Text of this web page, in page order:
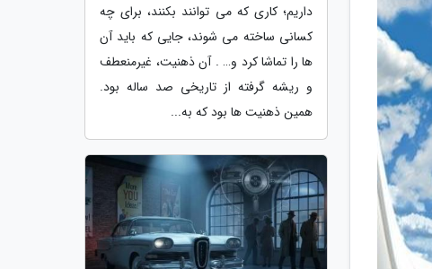
داریم؛ کاری که می توانند بکنند، برای چه
کسانی ساخته می شوند، جایی که باید آن
ها را تماشا کرد و… . آن ذهنیت، غیرمنعطف
و ریشه گرفته از تاریخی صد ساله بود.
همین ذهنیت ها بود که به...